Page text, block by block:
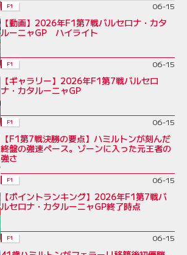
F1 06-15
【動画】2026年F1第7戦バルセロナ・カタ
ルーニャGP ハイライト
F1 06-15
【ギャラリー】2026年F1第7戦バルセロ
ナ・カタルーニャGP
F1 06-15
【F1第7戦決勝の要点】ハミルトンが刻んだ
終盤の強速ペース。ゾーンに入った元王者の
強さ
F1 06-15
【ポイントランキング】2026年F1第7戦バ
ルセロナ・カタルーニャGP終了時点
F1 06-15